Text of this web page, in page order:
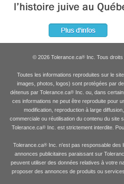
© 2026 Tolerance.ca®Inc. Tous droits
Toutes les informations reproduites sur le
images, photos, logos) sont protégées par
détenus par Tolerance.ca® Inc. ou, dans
ces informations ne peut être reproduite pour
modification, reproduction à large
commerciale ou réutilisation du contenu du site
Tolerance.ca® Inc. est strictement interdite.
Tolerance.ca® Inc. n'est pas responsable des
annonces publicitaires paraissant sur
peuvent utiliser des données relatives à votre
proposer des annonces de produits ou